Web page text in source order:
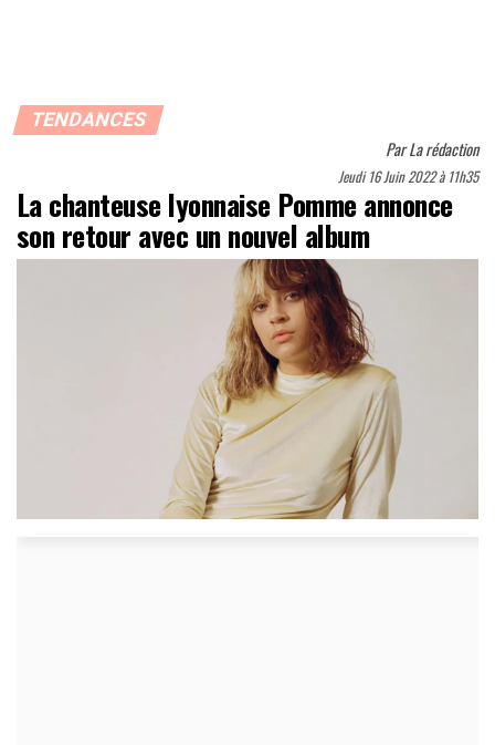
TENDANCES
ParLa rédaction
Jeudi 16 Juin 2022 à 11h35
La chanteuse lyonnaise Pomme annonce
son retour avec un nouvel album